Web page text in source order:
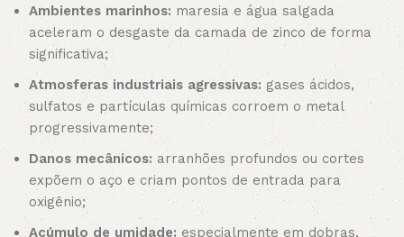
Ambientes marinhos: maresia e água salgada
aceleram o desgaste da camada de zinco de forma
significativa;
Atmosferas industriais agressivas: gases ácidos,
sulfatos e partículas químicas corroem o metal
progressivamente;
Danos mecânicos: arranhões profundos ou cortes
expõem o aço e criam pontos de entrada para
oxigênio;
Acúmulo de umidade: especialmente em dobras,